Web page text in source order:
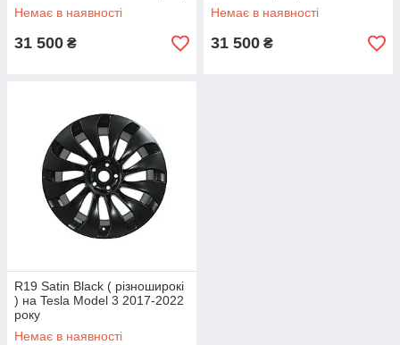
Немає в наявності
31 500 ₴
Немає в наявності
31 500 ₴
R19 Satin Black ( різноширокі
) на Tesla Model 3 2017-2022
року
Немає в наявності